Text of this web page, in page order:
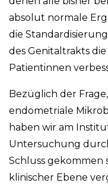
absolut normale
die
des Genitaltrakts
Patientinnen
Bezüglich der
endometriale
haben wir am
Untersuchung
Schluss gekommen
klinischer Ebene